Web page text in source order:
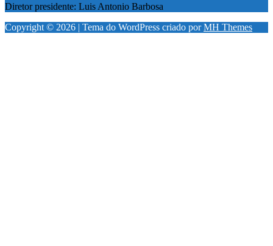
Diretor presidente: Luis Antonio Barbosa
Copyright © 2026 | Tema do WordPress criado porMH Themes